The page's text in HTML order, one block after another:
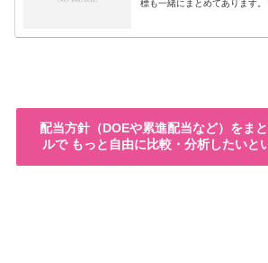
標も一緒にまとめてあります。
配当方針（DOEや累進配当など）をま
ルで もっと自由に比較・分析したいと